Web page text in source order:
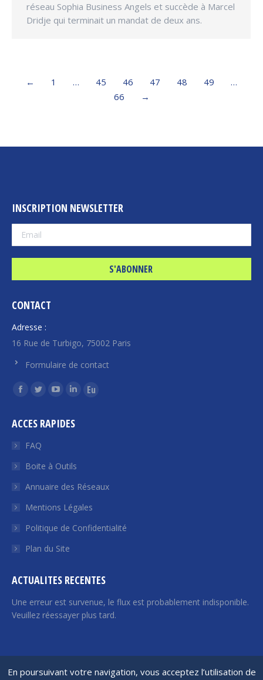
En poursuivant votre navigation, vous acceptez l’utilisation de
réseau Sophia Business Angels et succède à Marcel
Dridje qui terminait un mandat de deux ans.
← 1 … 45 46 47 48 49
…
66
→
INSCRIPTION NEWSLETTER
CONTACT
Adresse :
16 Rue de Turbigo, 75002 Paris
Formulaire de contact
Trouvez nous sur :
La
Facebook
s'ouvre
une
nouvelle
fenêtre
La
Twitter
s'ouvre
une
nouvelle
fenêtre
La
YouTube
une
nouvelle
fenêtre
La
LinkedIn
une
nouvelle
fenêtre
La
nouvelle
fenêtre
ACCES RAPIDES
FAQ
Boite à Outils
Annuaire des Réseaux
Mentions Légales
Politique de Confidentialité
Plan du Site
ACTUALITES RECENTES
Une erreur est survenue, le flux est probablement indisponible.
Veuillez réessayer plus tard.